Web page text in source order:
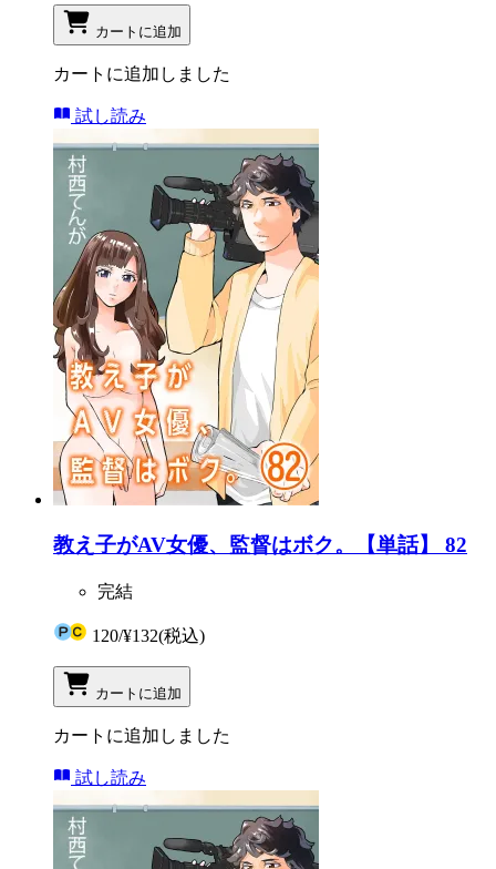
カートに追加
カートに追加しました
試し読み
教え子がAV女優、監督はボク。【単話】 82
完結
120/¥132(税込)
カートに追加
カートに追加しました
試し読み